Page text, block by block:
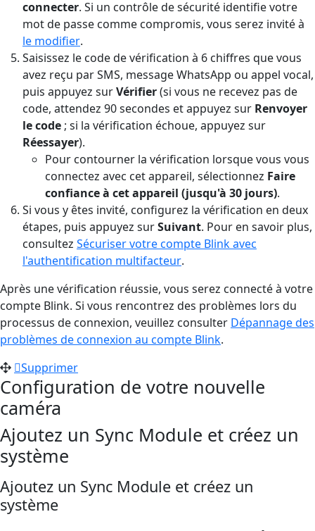
connecter. Si un contrôle de sécurité identifie votre
mot de passe comme compromis, vous serez invité à
le modifier.
Saisissez le code de vérification à 6 chiffres que vous
avez reçu par SMS, message WhatsApp ou appel vocal,
puis appuyez surVérifier(si vous ne recevez pas de
code, attendez 90 secondes et appuyez sur Renvoyer
le code ; si la vérification échoue, appuyez sur
Réessayer).
Pour contourner la vérification lorsque vous vous
connectez avec cet appareil, sélectionnez Faire
confiance à cet appareil (jusqu'à 30 jours).
Si vous y êtes invité, configurez la vérification en deux
étapes, puis appuyez surSuivant. Pour en savoir plus,
consultez Sécuriser votre compte Blink avec
l'authentification multifacteur.
Après une vérification réussie, vous serez connecté à votre
compte Blink. Si vous rencontrez des problèmes lors du
processus de connexion, veuillez consulter Dépannage des
problèmes de connexion au compte Blink.
Supprimer
Configuration de votre nouvelle
caméra
Ajoutez un Sync Module et créez un
système
Ajoutez un Sync Module et créez un
système